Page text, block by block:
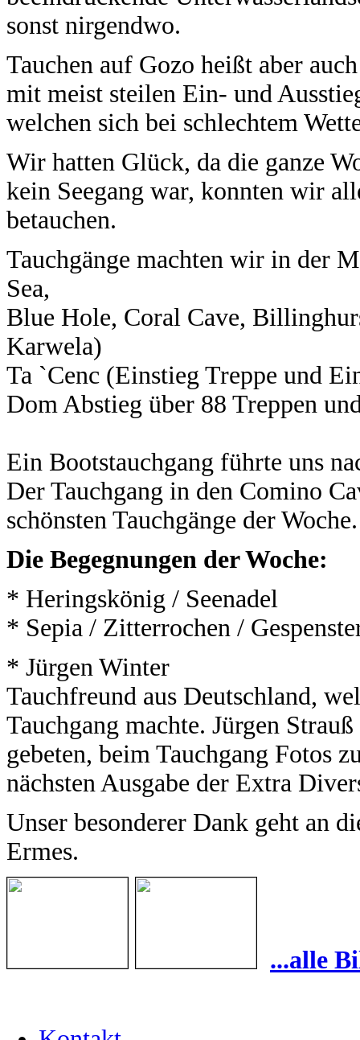
sonst nirgendwo.
Tauchen auf Gozo heißt aber
mit meist steilen Ein- und
welchen sich bei schlechtem
Wir hatten Glück, da die ganze
kein Seegang war, konnten wir
betauchen.
Tauchgänge machten wir in der
Sea,
Blue Hole, Coral Cave,
Karwela)
Ta `Cenc (Einstieg Treppe und
Dom Abstieg über 88 Treppen
Ein Bootstauchgang führte uns
Der Tauchgang in den Comino
schönsten Tauchgänge der Woche.
Die Begegnungen der Woche:
* Heringskönig / Seenadel
* Sepia / Zitterrochen /
* Jürgen Winter -
Tauchfreund aus Deutschland,
Tauchgang machte. Jürgen
gebeten, beim Tauchgang Fotos
nächsten Ausgabe der Extra
Unser besonderer Dank geht an
Ermes.
...alle